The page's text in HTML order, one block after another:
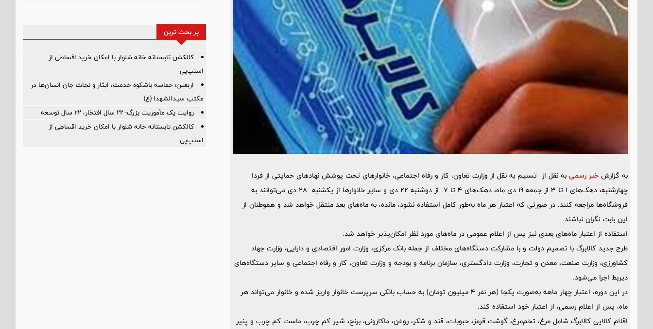
به گزارش خبر رسمی به نقل از تسنیم به نقل از وزارت تعاون، کار و رفاه اجتماعی، خانوارهای تحت پوشش نهادهای حمایتی از فردا
چهارشنبه، دهک‌های 1 تا 3 از جمعه 19 دی ماه، دهک‌های 4 تا 7 از دوشنبه 22 دی و سایر خانوارها از یکشنبه 28 دی می‌توانند به
فروشگاه‌ها مراجعه کنند. در صورتی که اعتبار هر ماه به‌طور کامل استفاده نشود، مانده، به ماه‌های بعد منتقل خواهد شد و هموطنان از
این بابت نگران نباشند.
استفاده از اعتبار ماه‌های بعدی نیز پس از اعلام عمومی در ماه‌های مورد نظر امکان‌پذیر خواهد شد.
طرح جدید کالابرگ با تصمیم دولت و با مشارکت دستگاه‌های مختلف از جمله بانک مرکزی، وزارت امور اقتصادی و دارایی، وزارت جهاد
کشاورزی، وزارت صنعت، معدن و تجارت، وزارت دادگستری، سازمان برنامه و بودجه و وزارت تعاون، کار و رفاه اجتماعی و سایر دستگاه‌های
ذیربط اجرا می‌شود.
در این دوره، اعتبار چهار ماهه به‌صورت یکجا (هر نفر 4 میلیون تومان) به حساب بانکی سرپرست خانوار واریز شده و خانوار می‌تواند هر
ماه، پس از اعلام رسمی، از اعتبار خود استفاده کند.
اقلام کالایی کالابرگ شامل مرغ، تخم‌مرغ، گوشت قرمز، حبوبات، قند و شکر، روغن، ماکارونی، برنج، شیر کم چرب، ماست کم چرب و پنیر
پر بحث ترین
کالکشن تابستانه خانه شلوار با امکان خرید اقساطی از
اسنپ‌پی
اربعین؛ حماسه باشکوه خدمت، ایثار و نجات جان انسان‌ها در
مکتب سیدالشهدا (ع)
روایت یک مأموریت بزرگ؛ ۲۲ سال افتخار، ۲۲ سال توسعه
کالکشن تابستانه خانه شلوار با امکان خرید اقساطی از
اسنپ‌پی